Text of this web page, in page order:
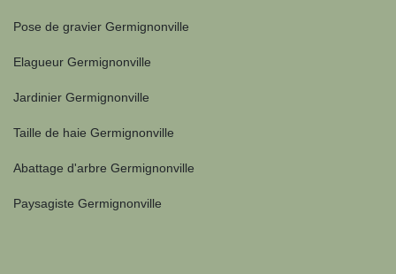
Pose de gravier Germignonville
Elagueur Germignonville
Jardinier Germignonville
Taille de haie Germignonville
Abattage d'arbre Germignonville
Paysagiste Germignonville